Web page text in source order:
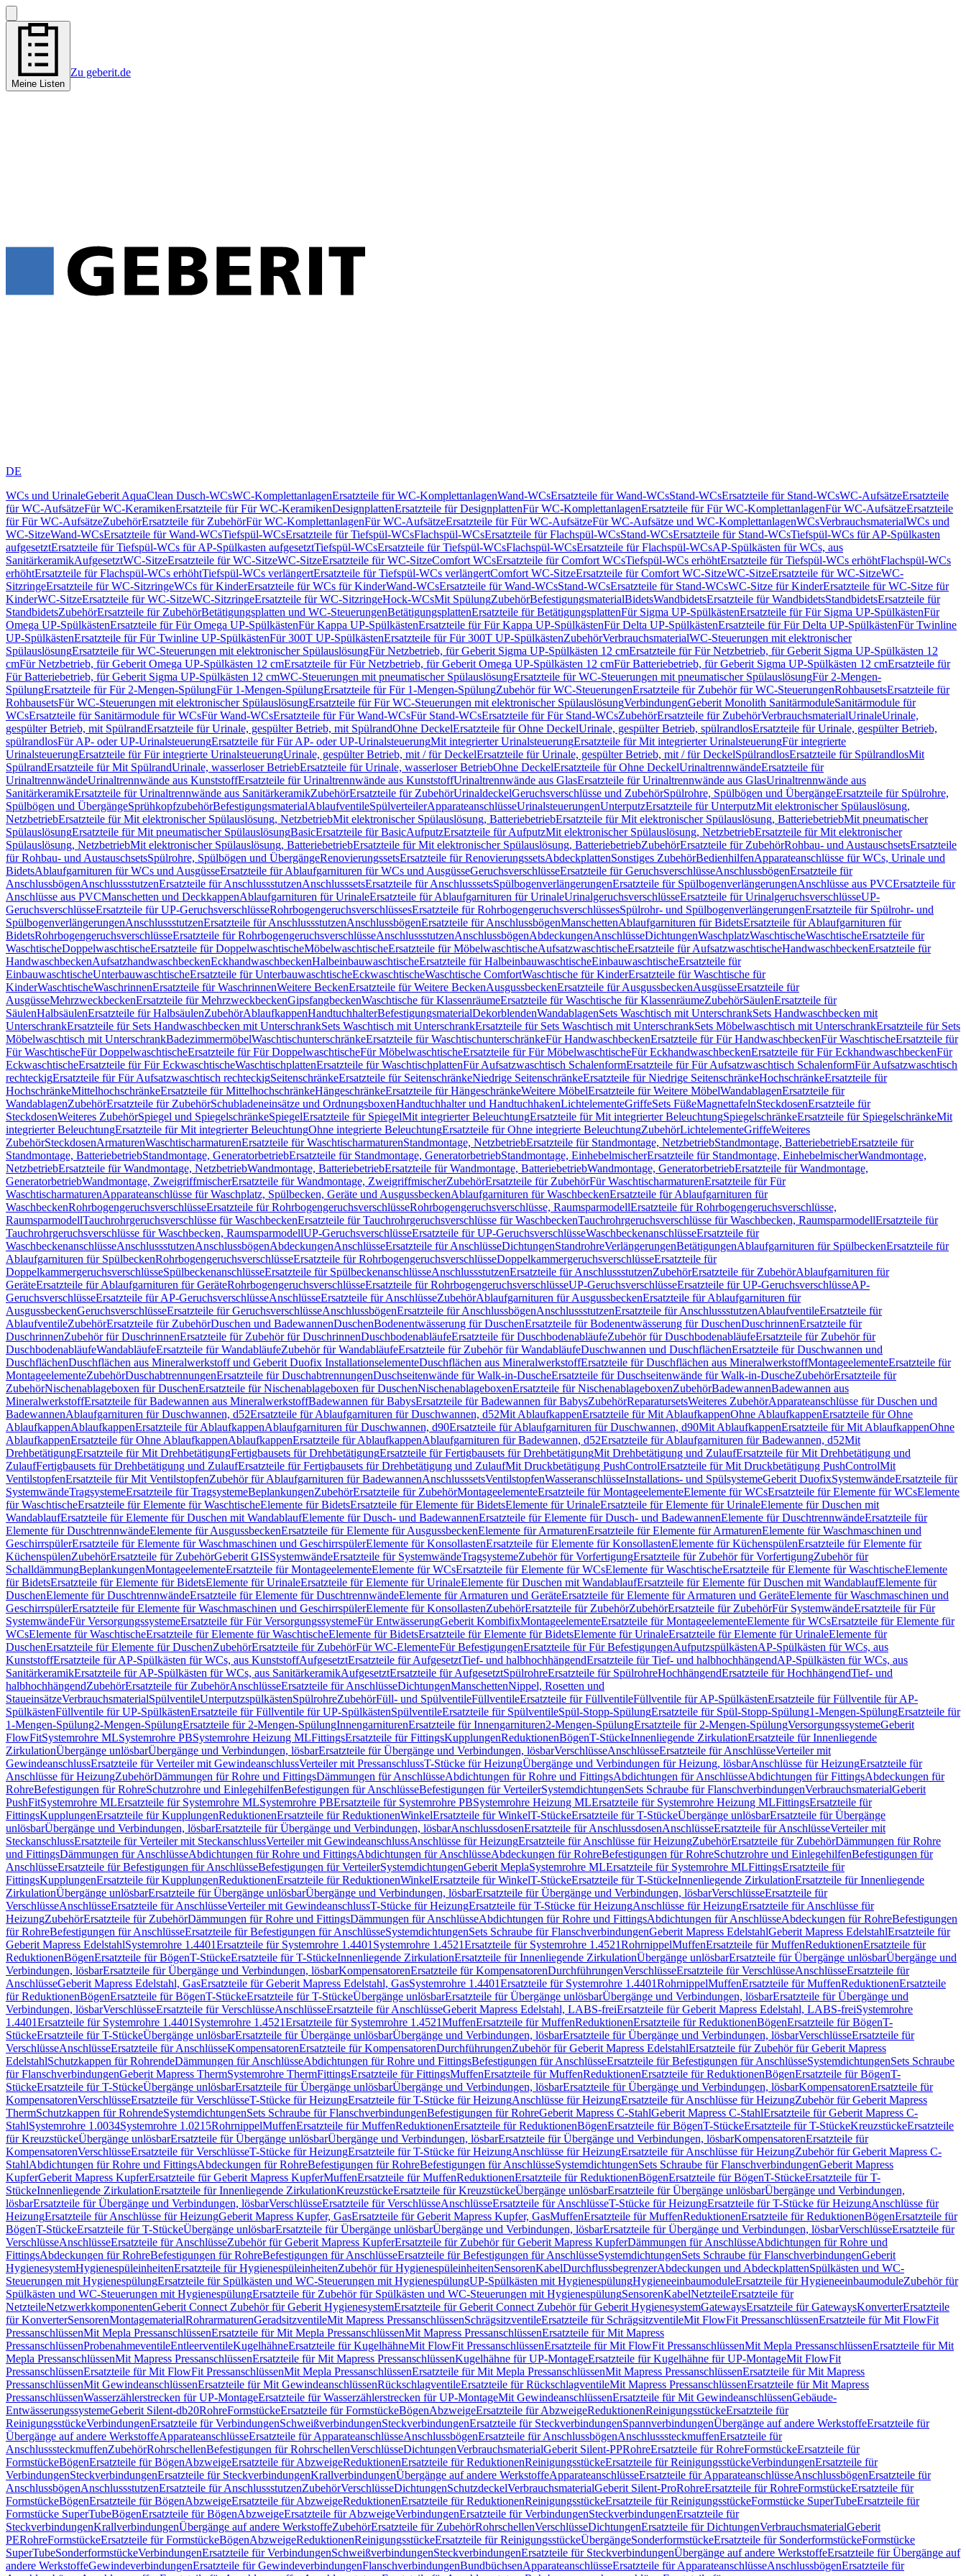
Meine Listen
Zu geberit.de
DE
WCs und UrinaleGeberit AquaClean Dusch-WCsWC-KomplettanlagenErsatzteile für WC-KomplettanlagenWand-WCsErsatzteile für Wand-WCsStand-WCsErsatzteile für Stand-WCsWC-AufsätzeErsatzteile
für WC-AufsätzeFür WC-KeramikenErsatzteile für Für WC-KeramikenDesignplattenErsatzteile für DesignplattenFür WC-KomplettanlagenErsatzteile für Für WC-KomplettanlagenFür WC-AufsätzeErsatzteile
für Für WC-AufsätzeZubehörErsatzteile für ZubehörFür WC-KomplettanlagenFür WC-AufsätzeErsatzteile für Für WC-AufsätzeFür WC-Aufsätze und WC-KomplettanlagenWCsVerbrauchsmaterialWCs und
WC-SitzeWand-WCsErsatzteile für Wand-WCsTiefspül-WCsErsatzteile für Tiefspül-WCsFlachspül-WCsErsatzteile für Flachspül-WCsStand-WCsErsatzteile für Stand-WCsTiefspül-WCs für AP-Spülkasten
aufgesetztErsatzteile für Tiefspül-WCs für AP-Spülkasten aufgesetztTiefspül-WCsErsatzteile für Tiefspül-WCsFlachspül-WCsErsatzteile für Flachspül-WCsAP-Spülkästen für WCs, aus
SanitärkeramikAufgesetztWC-SitzeErsatzteile für WC-SitzeWC-SitzeErsatzteile für WC-SitzeComfort WCsErsatzteile für Comfort WCsTiefspül-WCs erhöhtErsatzteile für Tiefspül-WCs erhöhtFlachspül-WCs
erhöhtErsatzteile für Flachspül-WCs erhöhtTiefspül-WCs verlängertErsatzteile für Tiefspül-WCs verlängertComfort WC-SitzeErsatzteile für Comfort WC-SitzeWC-SitzeErsatzteile für WC-SitzeWC-
SitzringeErsatzteile für WC-SitzringeWCs für KinderErsatzteile für WCs für KinderWand-WCsErsatzteile für Wand-WCsStand-WCsErsatzteile für Stand-WCsWC-Sitze für KinderErsatzteile für WC-Sitze für
KinderWC-SitzeErsatzteile für WC-SitzeWC-SitzringeErsatzteile für WC-SitzringeHock-WCsMit SpülungZubehörBefestigungsmaterialBidetsWandbidetsErsatzteile für WandbidetsStandbidetsErsatzteile für
StandbidetsZubehörErsatzteile für ZubehörBetätigungsplatten und WC-SteuerungenBetätigungsplattenErsatzteile für BetätigungsplattenFür Sigma UP-SpülkästenErsatzteile für Für Sigma UP-SpülkästenFür
Omega UP-SpülkästenErsatzteile für Für Omega UP-SpülkästenFür Kappa UP-SpülkästenErsatzteile für Für Kappa UP-SpülkästenFür Delta UP-SpülkästenErsatzteile für Für Delta UP-SpülkästenFür Twinline
UP-SpülkästenErsatzteile für Für Twinline UP-SpülkästenFür 300T UP-SpülkästenErsatzteile für Für 300T UP-SpülkästenZubehörVerbrauchsmaterialWC-Steuerungen mit elektronischer
SpülauslösungErsatzteile für WC-Steuerungen mit elektronischer SpülauslösungFür Netzbetrieb, für Geberit Sigma UP-Spülkästen 12 cmErsatzteile für Für Netzbetrieb, für Geberit Sigma UP-Spülkästen 12
cmFür Netzbetrieb, für Geberit Omega UP-Spülkästen 12 cmErsatzteile für Für Netzbetrieb, für Geberit Omega UP-Spülkästen 12 cmFür Batteriebetrieb, für Geberit Sigma UP-Spülkästen 12 cmErsatzteile für
Für Batteriebetrieb, für Geberit Sigma UP-Spülkästen 12 cmWC-Steuerungen mit pneumatischer SpülauslösungErsatzteile für WC-Steuerungen mit pneumatischer SpülauslösungFür 2-Mengen-
SpülungErsatzteile für Für 2-Mengen-SpülungFür 1-Mengen-SpülungErsatzteile für Für 1-Mengen-SpülungZubehör für WC-SteuerungenErsatzteile für Zubehör für WC-SteuerungenRohbausetsErsatzteile für
RohbausetsFür WC-Steuerungen mit elektronischer SpülauslösungErsatzteile für Für WC-Steuerungen mit elektronischer SpülauslösungVerbindungenGeberit Monolith SanitärmoduleSanitärmodule für
WCsErsatzteile für Sanitärmodule für WCsFür Wand-WCsErsatzteile für Für Wand-WCsFür Stand-WCsErsatzteile für Für Stand-WCsZubehörErsatzteile für ZubehörVerbrauchsmaterialUrinaleUrinale,
gespülter Betrieb, mit SpülrandErsatzteile für Urinale, gespülter Betrieb, mit SpülrandOhne DeckelErsatzteile für Ohne DeckelUrinale, gespülter Betrieb, spülrandlosErsatzteile für Urinale, gespülter Betrieb,
spülrandlosFür AP- oder UP-UrinalsteuerungErsatzteile für Für AP- oder UP-UrinalsteuerungMit integrierter UrinalsteuerungErsatzteile für Mit integrierter UrinalsteuerungFür integrierte
UrinalsteuerungErsatzteile für Für integrierte UrinalsteuerungUrinale, gespülter Betrieb, mit / für DeckelErsatzteile für Urinale, gespülter Betrieb, mit / für DeckelSpülrandlosErsatzteile für SpülrandlosMit
SpülrandErsatzteile für Mit SpülrandUrinale, wasserloser BetriebErsatzteile für Urinale, wasserloser BetriebOhne DeckelErsatzteile für Ohne DeckelUrinaltrennwändeErsatzteile für
UrinaltrennwändeUrinaltrennwände aus KunststoffErsatzteile für Urinaltrennwände aus KunststoffUrinaltrennwände aus GlasErsatzteile für Urinaltrennwände aus GlasUrinaltrennwände aus
SanitärkeramikErsatzteile für Urinaltrennwände aus SanitärkeramikZubehörErsatzteile für ZubehörUrinaldeckelGeruchsverschlüsse und ZubehörSpülrohre, Spülbögen und ÜbergängeErsatzteile für Spülrohre,
Spülbögen und ÜbergängeSprühkopfzubehörBefestigungsmaterialAblaufventileSpülverteilerApparateanschlüsseUrinalsteuerungenUnterputzErsatzteile für UnterputzMit elektronischer Spülauslösung,
NetzbetriebErsatzteile für Mit elektronischer Spülauslösung, NetzbetriebMit elektronischer Spülauslösung, BatteriebetriebErsatzteile für Mit elektronischer Spülauslösung, BatteriebetriebMit pneumatischer
SpülauslösungErsatzteile für Mit pneumatischer SpülauslösungBasicErsatzteile für BasicAufputzErsatzteile für AufputzMit elektronischer Spülauslösung, NetzbetriebErsatzteile für Mit elektronischer
Spülauslösung, NetzbetriebMit elektronischer Spülauslösung, BatteriebetriebErsatzteile für Mit elektronischer Spülauslösung, BatteriebetriebZubehörErsatzteile für ZubehörRohbau- und AustauschsetsErsatzteile
für Rohbau- und AustauschsetsSpülrohre, Spülbögen und ÜbergängeRenovierungssetsErsatzteile für RenovierungssetsAbdeckplattenSonstiges ZubehörBedienhilfenApparateanschlüsse für WCs, Urinale und
BidetsAblaufgarnituren für WCs und AusgüsseErsatzteile für Ablaufgarnituren für WCs und AusgüsseGeruchsverschlüsseErsatzteile für GeruchsverschlüsseAnschlussbögenErsatzteile für
AnschlussbögenAnschlussstutzenErsatzteile für AnschlussstutzenAnschlusssetsErsatzteile für AnschlusssetsSpülbogenverlängerungenErsatzteile für SpülbogenverlängerungenAnschlüsse aus PVCErsatzteile für
Anschlüsse aus PVCManschetten und DeckkappenAblaufgarnituren für UrinaleErsatzteile für Ablaufgarnituren für UrinaleUrinalgeruchsverschlüsseErsatzteile für UrinalgeruchsverschlüsseUP-
GeruchsverschlüsseErsatzteile für UP-GeruchsverschlüsseRohrbogengeruchsverschlüssesErsatzteile für RohrbogengeruchsverschlüssesSpülrohr- und SpülbogenverlängerungenErsatzteile für Spülrohr- und
SpülbogenverlängerungenAnschlussstutzenErsatzteile für AnschlussstutzenAnschlussbögenErsatzteile für AnschlussbögenManschettenAblaufgarnituren für BidetsErsatzteile für Ablaufgarnituren für
BidetsRohrbogengeruchsverschlüsseErsatzteile für RohrbogengeruchsverschlüsseAnschlussstutzenAnschlussbögenAbdeckungenAnschlüsseDichtungenWaschplatzWaschtischeWaschtischeErsatzteile für
WaschtischeDoppelwaschtischeErsatzteile für DoppelwaschtischeMöbelwaschtischeErsatzteile für MöbelwaschtischeAufsatzwaschtischeErsatzteile für AufsatzwaschtischeHandwaschbeckenErsatzteile für
HandwaschbeckenAufsatzhandwaschbeckenEckhandwaschbeckenHalbeinbauwaschtischeErsatzteile für HalbeinbauwaschtischeEinbauwaschtischeErsatzteile für
EinbauwaschtischeUnterbauwaschtischeErsatzteile für UnterbauwaschtischeEckwaschtischeWaschtische ComfortWaschtische für KinderErsatzteile für Waschtische für
KinderWaschtischeWaschrinnenErsatzteile für WaschrinnenWeitere BeckenErsatzteile für Weitere BeckenAusgussbeckenErsatzteile für AusgussbeckenAusgüsseErsatzteile für
AusgüsseMehrzweckbeckenErsatzteile für MehrzweckbeckenGipsfangbeckenWaschtische für KlassenräumeErsatzteile für Waschtische für KlassenräumeZubehörSäulenErsatzteile für
SäulenHalbsäulenErsatzteile für HalbsäulenZubehörAblaufkappenHandtuchhalterBefestigungsmaterialDekorblendenWandablagenSets Waschtisch mit UnterschrankSets Handwaschbecken mit
UnterschrankErsatzteile für Sets Handwaschbecken mit UnterschrankSets Waschtisch mit UnterschrankErsatzteile für Sets Waschtisch mit UnterschrankSets Möbelwaschtisch mit UnterschrankErsatzteile für Sets
Möbelwaschtisch mit UnterschrankBadezimmermöbelWaschtischunterschränkeErsatzteile für WaschtischunterschränkeFür HandwaschbeckenErsatzteile für Für HandwaschbeckenFür WaschtischeErsatzteile für
Für WaschtischeFür DoppelwaschtischeErsatzteile für Für DoppelwaschtischeFür MöbelwaschtischeErsatzteile für Für MöbelwaschtischeFür EckhandwaschbeckenErsatzteile für Für EckhandwaschbeckenFür
EckwaschtischeErsatzteile für Für EckwaschtischeWaschtischplattenErsatzteile für WaschtischplattenFür Aufsatzwaschtisch SchalenformErsatzteile für Für Aufsatzwaschtisch SchalenformFür Aufsatzwaschtisch
rechteckigErsatzteile für Für Aufsatzwaschtisch rechteckigSeitenschränkeErsatzteile für SeitenschränkeNiedrige SeitenschränkeErsatzteile für Niedrige SeitenschränkeHochschränkeErsatzteile für
HochschränkeMittelhochschränkeErsatzteile für MittelhochschränkeHängeschränkeErsatzteile für HängeschränkeWeitere MöbelErsatzteile für Weitere MöbelWandablagenErsatzteile für
WandablagenZubehörErsatzteile für ZubehörSchubladeneinsätze und OrdnungsboxenHandtuchhalter und HandtuchhakenLichtelementeGriffeSets FüßeMagnettafelnSteckdosenErsatzteile für
SteckdosenWeiteres ZubehörSpiegel und SpiegelschränkeSpiegelErsatzteile für SpiegelMit integrierter BeleuchtungErsatzteile für Mit integrierter BeleuchtungSpiegelschränkeErsatzteile für SpiegelschränkeMit
integrierter BeleuchtungErsatzteile für Mit integrierter BeleuchtungOhne integrierte BeleuchtungErsatzteile für Ohne integrierte BeleuchtungZubehörLichtelementeGriffeWeiteres
ZubehörSteckdosenArmaturenWaschtischarmaturenErsatzteile für WaschtischarmaturenStandmontage, NetzbetriebErsatzteile für Standmontage, NetzbetriebStandmontage, BatteriebetriebErsatzteile für
Standmontage, BatteriebetriebStandmontage, GeneratorbetriebErsatzteile für Standmontage, GeneratorbetriebStandmontage, EinhebelmischerErsatzteile für Standmontage, EinhebelmischerWandmontage,
NetzbetriebErsatzteile für Wandmontage, NetzbetriebWandmontage, BatteriebetriebErsatzteile für Wandmontage, BatteriebetriebWandmontage, GeneratorbetriebErsatzteile für Wandmontage,
GeneratorbetriebWandmontage, ZweigriffmischerErsatzteile für Wandmontage, ZweigriffmischerZubehörErsatzteile für ZubehörFür WaschtischarmaturenErsatzteile für Für
WaschtischarmaturenApparateanschlüsse für Waschplatz, Spülbecken, Geräte und AusgussbeckenAblaufgarnituren für WaschbeckenErsatzteile für Ablaufgarnituren für
WaschbeckenRohrbogengeruchsverschlüsseErsatzteile für RohrbogengeruchsverschlüsseRohrbogengeruchsverschlüsse, RaumsparmodellErsatzteile für Rohrbogengeruchsverschlüsse,
RaumsparmodellTauchrohrgeruchsverschlüsse für WaschbeckenErsatzteile für Tauchrohrgeruchsverschlüsse für WaschbeckenTauchrohrgeruchsverschlüsse für Waschbecken, RaumsparmodellErsatzteile für
Tauchrohrgeruchsverschlüsse für Waschbecken, RaumsparmodellUP-GeruchsverschlüsseErsatzteile für UP-GeruchsverschlüsseWaschbeckenanschlüsseErsatzteile für
WaschbeckenanschlüsseAnschlussstutzenAnschlussbögenAbdeckungenAnschlüsseErsatzteile für AnschlüsseDichtungenStandrohreVerlängerungenBetätigungenAblaufgarnituren für SpülbeckenErsatzteile für
Ablaufgarnituren für SpülbeckenRohrbogengeruchsverschlüsseErsatzteile für RohrbogengeruchsverschlüsseDoppelkammergeruchsverschlüsseErsatzteile für
DoppelkammergeruchsverschlüsseSpülbeckenanschlüsseErsatzteile für SpülbeckenanschlüsseAnschlussstutzenErsatzteile für AnschlussstutzenZubehörErsatzteile für ZubehörAblaufgarnituren für
GeräteErsatzteile für Ablaufgarnituren für GeräteRohrbogengeruchsverschlüsseErsatzteile für RohrbogengeruchsverschlüsseUP-GeruchsverschlüsseErsatzteile für UP-GeruchsverschlüsseAP-
GeruchsverschlüsseErsatzteile für AP-GeruchsverschlüsseAnschlüsseErsatzteile für AnschlüsseZubehörAblaufgarnituren für AusgussbeckenErsatzteile für Ablaufgarnituren für
AusgussbeckenGeruchsverschlüsseErsatzteile für GeruchsverschlüsseAnschlussbögenErsatzteile für AnschlussbögenAnschlussstutzenErsatzteile für AnschlussstutzenAblaufventileErsatzteile für
AblaufventileZubehörErsatzteile für ZubehörDuschen und BadewannenDuschenBodenentwässerung für DuschenErsatzteile für Bodenentwässerung für DuschenDuschrinnenErsatzteile für
DuschrinnenZubehör für DuschrinnenErsatzteile für Zubehör für DuschrinnenDuschbodenabläufeErsatzteile für DuschbodenabläufeZubehör für DuschbodenabläufeErsatzteile für Zubehör für
DuschbodenabläufeWandabläufeErsatzteile für WandabläufeZubehör für WandabläufeErsatzteile für Zubehör für WandabläufeDuschwannen und DuschflächenErsatzteile für Duschwannen und
DuschflächenDuschflächen aus Mineralwerkstoff und Geberit Duofix InstallationselementeDuschflächen aus MineralwerkstoffErsatzteile für Duschflächen aus MineralwerkstoffMontageelementeErsatzteile für
MontageelementeZubehörDuschabtrennungenErsatzteile für DuschabtrennungenDuschseitenwände für Walk-in-DuscheErsatzteile für Duschseitenwände für Walk-in-DuscheZubehörErsatzteile für
ZubehörNischenablageboxen für DuschenErsatzteile für Nischenablageboxen für DuschenNischenablageboxenErsatzteile für NischenablageboxenZubehörBadewannenBadewannen aus
MineralwerkstoffErsatzteile für Badewannen aus MineralwerkstoffBadewannen für BabysErsatzteile für Badewannen für BabysZubehörReparatursetsWeiteres ZubehörApparateanschlüsse für Duschen und
BadewannenAblaufgarnituren für Duschwannen, d52Ersatzteile für Ablaufgarnituren für Duschwannen, d52Mit AblaufkappenErsatzteile für Mit AblaufkappenOhne AblaufkappenErsatzteile für Ohne
AblaufkappenAblaufkappenErsatzteile für AblaufkappenAblaufgarnituren für Duschwannen, d90Ersatzteile für Ablaufgarnituren für Duschwannen, d90Mit AblaufkappenErsatzteile für Mit AblaufkappenOhne
AblaufkappenErsatzteile für Ohne AblaufkappenAblaufkappenErsatzteile für AblaufkappenAblaufgarnituren für Badewannen, d52Ersatzteile für Ablaufgarnituren für Badewannen, d52Mit
DrehbetätigungErsatzteile für Mit DrehbetätigungFertigbausets für DrehbetätigungErsatzteile für Fertigbausets für DrehbetätigungMit Drehbetätigung und ZulaufErsatzteile für Mit Drehbetätigung und
ZulaufFertigbausets für Drehbetätigung und ZulaufErsatzteile für Fertigbausets für Drehbetätigung und ZulaufMit Druckbetätigung PushControlErsatzteile für Mit Druckbetätigung PushControlMit
VentilstopfenErsatzteile für Mit VentilstopfenZubehör für Ablaufgarnituren für BadewannenAnschlusssetsVentilstopfenWasseranschlüsseInstallations- und SpülsystemeGeberit DuofixSystemwändeErsatzteile für
SystemwändeTragsystemeErsatzteile für TragsystemeBeplankungenZubehörErsatzteile für ZubehörMontageelementeErsatzteile für MontageelementeElemente für WCsErsatzteile für Elemente für WCsElemente
für WaschtischeErsatzteile für Elemente für WaschtischeElemente für BidetsErsatzteile für Elemente für BidetsElemente für UrinaleErsatzteile für Elemente für UrinaleElemente für Duschen mit
WandablaufErsatzteile für Elemente für Duschen mit WandablaufElemente für Dusch- und BadewannenErsatzteile für Elemente für Dusch- und BadewannenElemente für DuschtrennwändeErsatzteile für
Elemente für DuschtrennwändeElemente für AusgussbeckenErsatzteile für Elemente für AusgussbeckenElemente für ArmaturenErsatzteile für Elemente für ArmaturenElemente für Waschmaschinen und
GeschirrspülerErsatzteile für Elemente für Waschmaschinen und GeschirrspülerElemente für KonsollastenErsatzteile für Elemente für KonsollastenElemente für KüchenspülenErsatzteile für Elemente für
KüchenspülenZubehörErsatzteile für ZubehörGeberit GISSystemwändeErsatzteile für SystemwändeTragsystemeZubehör für VorfertigungErsatzteile für Zubehör für VorfertigungZubehör für
SchalldämmungBeplankungenMontageelementeErsatzteile für MontageelementeElemente für WCsErsatzteile für Elemente für WCsElemente für WaschtischeErsatzteile für Elemente für WaschtischeElemente
für BidetsErsatzteile für Elemente für BidetsElemente für UrinaleErsatzteile für Elemente für UrinaleElemente für Duschen mit WandablaufErsatzteile für Elemente für Duschen mit WandablaufElemente für
DuschenElemente für DuschtrennwändeErsatzteile für Elemente für DuschtrennwändeElemente für Armaturen und GeräteErsatzteile für Elemente für Armaturen und GeräteElemente für Waschmaschinen und
GeschirrspülerErsatzteile für Elemente für Waschmaschinen und GeschirrspülerElemente für KonsollastenZubehörErsatzteile für ZubehörZubehörErsatzteile für ZubehörFür SystemwändeErsatzteile für Für
SystemwändeFür VersorgungssystemeErsatzteile für Für VersorgungssystemeFür EntwässerungGeberit KombifixMontageelementeErsatzteile für MontageelementeElemente für WCsErsatzteile für Elemente für
WCsElemente für WaschtischeErsatzteile für Elemente für WaschtischeElemente für BidetsErsatzteile für Elemente für BidetsElemente für UrinaleErsatzteile für Elemente für UrinaleElemente für
DuschenErsatzteile für Elemente für DuschenZubehörErsatzteile für ZubehörFür WC-ElementeFür BefestigungenErsatzteile für Für BefestigungenAufputzspülkästenAP-Spülkästen für WCs, aus
KunststoffErsatzteile für AP-Spülkästen für WCs, aus KunststoffAufgesetztErsatzteile für AufgesetztTief- und halbhochhängendErsatzteile für Tief- und halbhochhängendAP-Spülkästen für WCs, aus
SanitärkeramikErsatzteile für AP-Spülkästen für WCs, aus SanitärkeramikAufgesetztErsatzteile für AufgesetztSpülrohreErsatzteile für SpülrohreHochhängendErsatzteile für HochhängendTief- und
halbhochhängendZubehörErsatzteile für ZubehörAnschlüsseErsatzteile für AnschlüsseDichtungenManschettenNippel, Rosetten und
StaueinsätzeVerbrauchsmaterialSpülventileUnterputzspülkästenSpülrohreZubehörFüll- und SpülventileFüllventileErsatzteile für FüllventileFüllventile für AP-SpülkästenErsatzteile für Füllventile für AP-
SpülkästenFüllventile für UP-SpülkästenErsatzteile für Füllventile für UP-SpülkästenSpülventileErsatzteile für SpülventileSpül-Stopp-SpülungErsatzteile für Spül-Stopp-Spülung1-Mengen-SpülungErsatzteile für
1-Mengen-Spülung2-Mengen-SpülungErsatzteile für 2-Mengen-SpülungInnengarniturenErsatzteile für Innengarnituren2-Mengen-SpülungErsatzteile für 2-Mengen-SpülungVersorgungssystemeGeberit
FlowFitSystemrohre MLSystemrohre PBSystemrohre Heizung MLFittingsErsatzteile für FittingsKupplungenReduktionenBögenT-StückeInnenliegende ZirkulationErsatzteile für Innenliegende
ZirkulationÜbergänge unlösbarÜbergänge und Verbindungen, lösbarErsatzteile für Übergänge und Verbindungen, lösbarVerschlüsseAnschlüsseErsatzteile für AnschlüsseVerteiler mit
GewindeanschlussErsatzteile für Verteiler mit GewindeanschlussVerteiler mit PressanschlussT-Stücke für HeizungÜbergänge und Verbindungen für Heizung, lösbarAnschlüsse für HeizungErsatzteile für
Anschlüsse für HeizungZubehörDämmungen für Rohre und FittingsDämmungen für AnschlüsseAbdichtungen für Rohre und FittingsAbdichtungen für AnschlüsseAbdichtungen für FittingsAbdeckungen für
RohreBefestigungen für RohreSchutzrohre und EinlegehilfenBefestigungen für AnschlüsseBefestigungen für VerteilerSystemdichtungenSets Schraube für FlanschverbindungenVerbrauchsmaterialGeberit
PushFitSystemrohre MLErsatzteile für Systemrohre MLSystemrohre PBErsatzteile für Systemrohre PBSystemrohre Heizung MLErsatzteile für Systemrohre Heizung MLFittingsErsatzteile für
FittingsKupplungenErsatzteile für KupplungenReduktionenErsatzteile für ReduktionenWinkelErsatzteile für WinkelT-StückeErsatzteile für T-StückeÜbergänge unlösbarErsatzteile für Übergänge
unlösbarÜbergänge und Verbindungen, lösbarErsatzteile für Übergänge und Verbindungen, lösbarAnschlussdosenErsatzteile für AnschlussdosenAnschlüsseErsatzteile für AnschlüsseVerteiler mit
SteckanschlussErsatzteile für Verteiler mit SteckanschlussVerteiler mit GewindeanschlussAnschlüsse für HeizungErsatzteile für Anschlüsse für HeizungZubehörErsatzteile für ZubehörDämmungen für Rohre
und FittingsDämmungen für AnschlüsseAbdichtungen für Rohre und FittingsAbdichtungen für AnschlüsseAbdeckungen für RohreBefestigungen für RohreSchutzrohre und EinlegehilfenBefestigungen für
AnschlüsseErsatzteile für Befestigungen für AnschlüsseBefestigungen für VerteilerSystemdichtungenGeberit MeplaSystemrohre MLErsatzteile für Systemrohre MLFittingsErsatzteile für
FittingsKupplungenErsatzteile für KupplungenReduktionenErsatzteile für ReduktionenWinkelErsatzteile für WinkelT-StückeErsatzteile für T-StückeInnenliegende ZirkulationErsatzteile für Innenliegende
ZirkulationÜbergänge unlösbarErsatzteile für Übergänge unlösbarÜbergänge und Verbindungen, lösbarErsatzteile für Übergänge und Verbindungen, lösbarVerschlüsseErsatzteile für
VerschlüsseAnschlüsseErsatzteile für AnschlüsseVerteiler mit GewindeanschlussT-Stücke für HeizungErsatzteile für T-Stücke für HeizungAnschlüsse für HeizungErsatzteile für Anschlüsse für
HeizungZubehörErsatzteile für ZubehörDämmungen für Rohre und FittingsDämmungen für AnschlüsseAbdichtungen für Rohre und FittingsAbdichtungen für AnschlüsseAbdeckungen für RohreBefestigungen
für RohreBefestigungen für AnschlüsseErsatzteile für Befestigungen für AnschlüsseSystemdichtungenSets Schraube für FlanschverbindungenGeberit Mapress EdelstahlGeberit Mapress EdelstahlErsatzteile für
Geberit Mapress EdelstahlSystemrohre 1.4401Ersatzteile für Systemrohre 1.4401 Systemrohre 1.4521Ersatzteile für Systemrohre 1.4521RohrnippelMuffenErsatzteile für MuffenReduktionenErsatzteile für
ReduktionenBögenErsatzteile für BögenT-StückeErsatzteile für T-StückeInnenliegende ZirkulationErsatzteile für Innenliegende ZirkulationÜbergänge unlösbarErsatzteile für Übergänge unlösbarÜbergänge und
Verbindungen, lösbarErsatzteile für Übergänge und Verbindungen, lösbarKompensatorenErsatzteile für KompensatorenDurchführungenVerschlüsseErsatzteile für VerschlüsseAnschlüsseErsatzteile für
AnschlüsseGeberit Mapress Edelstahl, GasErsatzteile für Geberit Mapress Edelstahl, GasSystemrohre 1.4401Ersatzteile für Systemrohre 1.4401RohrnippelMuffenErsatzteile für MuffenReduktionenErsatzteile
für ReduktionenBögenErsatzteile für BögenT-StückeErsatzteile für T-StückeÜbergänge unlösbarErsatzteile für Übergänge unlösbarÜbergänge und Verbindungen, lösbarErsatzteile für Übergänge und
Verbindungen, lösbarVerschlüsseErsatzteile für VerschlüsseAnschlüsseErsatzteile für AnschlüsseGeberit Mapress Edelstahl, LABS-freiErsatzteile für Geberit Mapress Edelstahl, LABS-freiSystemrohre
1.4401Ersatzteile für Systemrohre 1.4401 Systemrohre 1.4521Ersatzteile für Systemrohre 1.4521MuffenErsatzteile für MuffenReduktionenErsatzteile für ReduktionenBögenErsatzteile für BögenT-
StückeErsatzteile für T-StückeÜbergänge unlösbarErsatzteile für Übergänge unlösbarÜbergänge und Verbindungen, lösbarErsatzteile für Übergänge und Verbindungen, lösbarVerschlüsseErsatzteile für
VerschlüsseAnschlüsseErsatzteile für AnschlüsseKompensatorenErsatzteile für KompensatorenDurchführungenZubehör für Geberit Mapress EdelstahlErsatzteile für Zubehör für Geberit Mapress
EdelstahlSchutzkappen für RohrendeDämmungen für AnschlüsseAbdichtungen für Rohre und FittingsBefestigungen für AnschlüsseErsatzteile für Befestigungen für AnschlüsseSystemdichtungenSets Schraube
für FlanschverbindungenGeberit Mapress ThermSystemrohre ThermFittingsErsatzteile für FittingsMuffenErsatzteile für MuffenReduktionenErsatzteile für ReduktionenBögenErsatzteile für BögenT-
StückeErsatzteile für T-StückeÜbergänge unlösbarErsatzteile für Übergänge unlösbarÜbergänge und Verbindungen, lösbarErsatzteile für Übergänge und Verbindungen, lösbarKompensatorenErsatzteile für
KompensatorenVerschlüsseErsatzteile für VerschlüsseT-Stücke für HeizungErsatzteile für T-Stücke für HeizungAnschlüsse für HeizungErsatzteile für Anschlüsse für HeizungZubehör für Geberit Mapress
ThermSchutzkappen für RohrendeSystemdichtungenSets Schraube für FlanschverbindungenBefestigungen für RohreGeberit Mapress C-StahlGeberit Mapress C-StahlErsatzteile für Geberit Mapress C-
StahlSystemrohre 1.0034Systemrohre 1.0215RohrnippelMuffenErsatzteile für MuffenReduktionenErsatzteile für ReduktionenBögenErsatzteile für BögenT-StückeErsatzteile für T-StückeKreuzstückeErsatzteile
für KreuzstückeÜbergänge unlösbarErsatzteile für Übergänge unlösbarÜbergänge und Verbindungen, lösbarErsatzteile für Übergänge und Verbindungen, lösbarKompensatorenErsatzteile für
KompensatorenVerschlüsseErsatzteile für VerschlüsseT-Stücke für HeizungErsatzteile für T-Stücke für HeizungAnschlüsse für HeizungErsatzteile für Anschlüsse für HeizungZubehör für Geberit Mapress C-
StahlAbdichtungen für Rohre und FittingsAbdeckungen für RohreBefestigungen für RohreBefestigungen für AnschlüsseSystemdichtungenSets Schraube für FlanschverbindungenGeberit Mapress
KupferGeberit Mapress KupferErsatzteile für Geberit Mapress KupferMuffenErsatzteile für MuffenReduktionenErsatzteile für ReduktionenBögenErsatzteile für BögenT-StückeErsatzteile für T-
StückeInnenliegende ZirkulationErsatzteile für Innenliegende ZirkulationKreuzstückeErsatzteile für KreuzstückeÜbergänge unlösbarErsatzteile für Übergänge unlösbarÜbergänge und Verbindungen,
lösbarErsatzteile für Übergänge und Verbindungen, lösbarVerschlüsseErsatzteile für VerschlüsseAnschlüsseErsatzteile für AnschlüsseT-Stücke für HeizungErsatzteile für T-Stücke für HeizungAnschlüsse für
HeizungErsatzteile für Anschlüsse für HeizungGeberit Mapress Kupfer, GasErsatzteile für Geberit Mapress Kupfer, GasMuffenErsatzteile für MuffenReduktionenErsatzteile für ReduktionenBögenErsatzteile für
BögenT-StückeErsatzteile für T-StückeÜbergänge unlösbarErsatzteile für Übergänge unlösbarÜbergänge und Verbindungen, lösbarErsatzteile für Übergänge und Verbindungen, lösbarVerschlüsseErsatzteile für
VerschlüsseAnschlüsseErsatzteile für AnschlüsseZubehör für Geberit Mapress KupferErsatzteile für Zubehör für Geberit Mapress KupferDämmungen für AnschlüsseAbdichtungen für Rohre und
FittingsAbdeckungen für RohreBefestigungen für RohreBefestigungen für AnschlüsseErsatzteile für Befestigungen für AnschlüsseSystemdichtungenSets Schraube für FlanschverbindungenGeberit
HygienesystemHygienespüleinheitenErsatzteile für HygienespüleinheitenZubehör für HygienespüleinheitenSensorenKabelDurchflussbegrenzerAbdeckungen und AbdeckplattenSpülkästen und WC-
Steuerungen mit HygienespülungErsatzteile für Spülkästen und WC-Steuerungen mit HygienespülungUP-Spülkästen mit HygienespülungHygieneeinbaumoduleErsatzteile für HygieneeinbaumoduleZubehör für
Spülkästen und WC-Steuerungen mit HygienespülungErsatzteile für Zubehör für Spülkästen und WC-Steuerungen mit HygienespülungSensorenKabelNetzteileErsatzteile für
NetzteileNetzwerkkomponentenGeberit Connect Zubehör für Geberit HygienesystemErsatzteile für Geberit Connect Zubehör für Geberit HygienesystemGatewaysErsatzteile für GatewaysKonverterErsatzteile
für KonverterSensorenMontagematerialRohrarmaturenGeradsitzventileMit Mapress PressanschlüssenSchrägsitzventileErsatzteile für SchrägsitzventileMit FlowFit PressanschlüssenErsatzteile für Mit FlowFit
PressanschlüssenMit Mepla PressanschlüssenErsatzteile für Mit Mepla PressanschlüssenMit Mapress PressanschlüssenErsatzteile für Mit Mapress
PressanschlüssenProbenahmeventileEntleerventileKugelhähneErsatzteile für KugelhähneMit FlowFit PressanschlüssenErsatzteile für Mit FlowFit PressanschlüssenMit Mepla PressanschlüssenErsatzteile für Mit
Mepla PressanschlüssenMit Mapress PressanschlüssenErsatzteile für Mit Mapress PressanschlüssenKugelhähne für UP-MontageErsatzteile für Kugelhähne für UP-MontageMit FlowFit
PressanschlüssenErsatzteile für Mit FlowFit PressanschlüssenMit Mepla PressanschlüssenErsatzteile für Mit Mepla PressanschlüssenMit Mapress PressanschlüssenErsatzteile für Mit Mapress
PressanschlüssenMit GewindeanschlüssenErsatzteile für Mit GewindeanschlüssenRückschlagventileErsatzteile für RückschlagventileMit Mapress PressanschlüssenErsatzteile für Mit Mapress
PressanschlüssenWasserzählerstrecken für UP-MontageErsatzteile für Wasserzählerstrecken für UP-MontageMit GewindeanschlüssenErsatzteile für Mit GewindeanschlüssenGebäude-
EntwässerungssystemeGeberit Silent-db20RohreFormstückeErsatzteile für FormstückeBögenAbzweigeErsatzteile für AbzweigeReduktionenReinigungsstückeErsatzteile für
ReinigungsstückeVerbindungenErsatzteile für VerbindungenSchweißverbindungenSteckverbindungenErsatzteile für SteckverbindungenSpannverbindungenÜbergänge auf andere WerkstoffeErsatzteile für
Übergänge auf andere WerkstoffeApparateanschlüsseErsatzteile für ApparateanschlüsseAnschlussbögenErsatzteile für AnschlussbögenAnschlusssteckmuffenErsatzteile für
AnschlusssteckmuffenZubehörRohrschellenBefestigungen für RohrschellenVerschlüsseDichtungenVerbrauchsmaterialGeberit Silent-PPRohreErsatzteile für RohreFormstückeErsatzteile für
FormstückeBögenErsatzteile für BögenAbzweigeErsatzteile für AbzweigeReduktionenErsatzteile für ReduktionenReinigungsstückeErsatzteile für ReinigungsstückeVerbindungenErsatzteile für
VerbindungenSteckverbindungenErsatzteile für SteckverbindungenKrallverbindungenÜbergänge auf andere WerkstoffeApparateanschlüsseErsatzteile für ApparateanschlüsseAnschlussbögenErsatzteile für
AnschlussbögenAnschlussstutzenErsatzteile für AnschlussstutzenZubehörVerschlüsseDichtungenSchutzdeckelVerbrauchsmaterialGeberit Silent-ProRohreErsatzteile für RohreFormstückeErsatzteile für
FormstückeBögenErsatzteile für BögenAbzweigeErsatzteile für AbzweigeReduktionenErsatzteile für ReduktionenReinigungsstückeErsatzteile für ReinigungsstückeFormstücke SuperTubeErsatzteile für
Formstücke SuperTubeBögenErsatzteile für BögenAbzweigeErsatzteile für AbzweigeVerbindungenErsatzteile für VerbindungenSteckverbindungenErsatzteile für
SteckverbindungenKrallverbindungenÜbergänge auf andere WerkstoffeZubehörErsatzteile für ZubehörRohrschellenVerschlüsseDichtungenErsatzteile für DichtungenVerbrauchsmaterialGeberit
PERohreFormstückeErsatzteile für FormstückeBögenAbzweigeReduktionenReinigungsstückeErsatzteile für ReinigungsstückeÜbergängeSonderformstückeErsatzteile für SonderformstückeFormstücke
SuperTubeSonderformstückeVerbindungenErsatzteile für VerbindungenSchweißverbindungenSteckverbindungenErsatzteile für SteckverbindungenÜbergänge auf andere WerkstoffeErsatzteile für Übergänge auf
andere WerkstoffeGewindeverbindungenErsatzteile für GewindeverbindungenFlanschverbindungenBundbüchsenApparateanschlüsseErsatzteile für ApparateanschlüsseAnschlussbögenErsatzteile für